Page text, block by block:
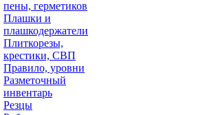
пены, герметиков
Плашки и
плашкодержатели
Плиткорезы,
крестики, СВП
Правило, уровни
Разметочный
инвентарь
Резцы